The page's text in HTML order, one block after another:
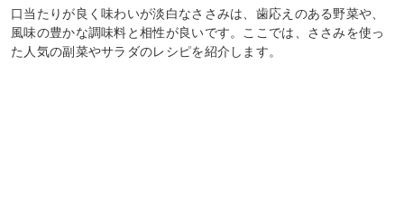
口当たりが良く味わいが淡白なささみは、歯応えのある野菜や、
風味の豊かな調味料と相性が良いです。ここでは、ささみを使っ
た人気の副菜やサラダのレシピを紹介します。